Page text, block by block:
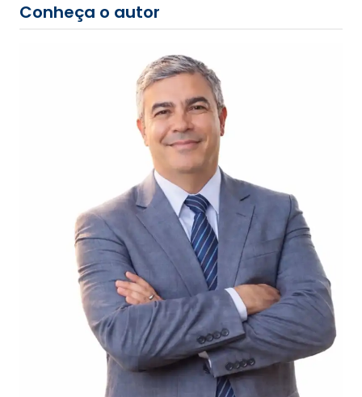
Conheça o autor